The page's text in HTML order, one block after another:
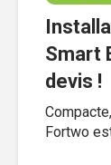
Smart
devis !
Fortwo